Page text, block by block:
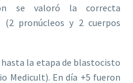
se valoró la correcta
(2 pronúcleos y 2 cuerpos
la etapa de blastocisto
Medicult). En día +5 fueron